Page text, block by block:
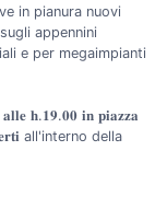
in pianura nuovi
appennini
e per megaimpianti
𝐡.𝟏𝟗.𝟎𝟎 𝐢𝐧 𝐩𝐢𝐚𝐳𝐳𝐚
all'interno della